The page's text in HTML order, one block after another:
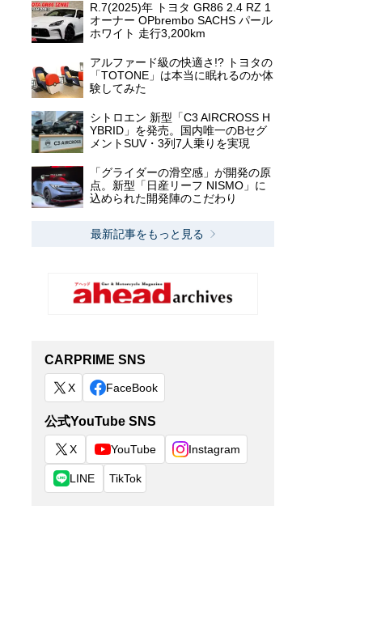
R.7(2025)年 トヨタ GR86 2.4 RZ 1
オーナー OPbrembo SACHS パール
ホワイト 走行3,200km
アルファード級の快適さ!? トヨタの
「TOTONE」は本当に眠れるのか体
験してみた
シトロエン 新型「C3 AIRCROSS H
YBRID」を発売。国内唯一のBセグ
メントSUV・3列7人乗りを実現
「グライダーの滑空感」が開発の原
点。新型「日産リーフ NISMO」に
込められた開発陣のこだわり
最新記事をもっと見る
CARPRIME SNS
X FaceBook
公式YouTube SNS
X YouTube Instagram
LINE TikTok